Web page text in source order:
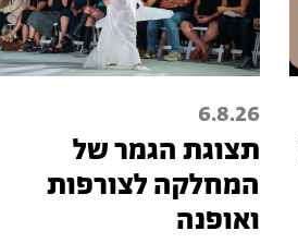
6.8.26
תצוגת הגמר של
המחלקה לצורפות
ואופנה